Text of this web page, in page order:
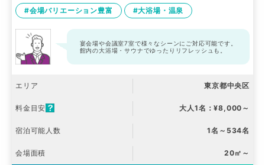
#会場バリエーション豊富 #大浴場・温泉
宴会場や会議室7室で様々なシーンにご対応可能です。
館内の大浴場・サウナでゆったりリフレッシュも。
エリア 東京都中央区
料金目安 大人1名：¥8,000～
宿泊可能人数 1名～534名
会場面積 20㎡～